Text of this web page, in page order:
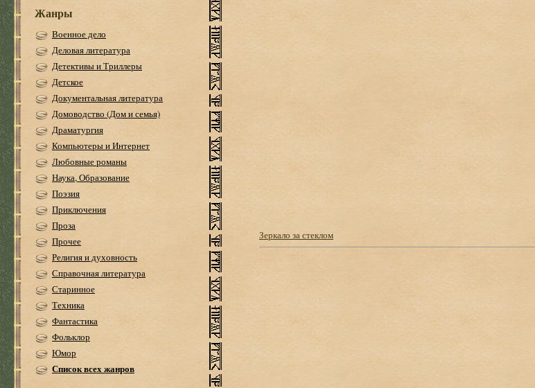
Жанры
Военное дело
Деловая литература
Детективы и Триллеры
Детское
Документальная литература
Домоводство (Дом и семья)
Драматургия
Компьютеры и Интернет
Любовные романы
Наука, Образование
Поэзия
Приключения
Проза
Прочее
Религия и духовность
Справочная литература
Старинное
Техника
Фантастика
Фольклор
Юмор
Список всех жанров
Зеркало за стеклом